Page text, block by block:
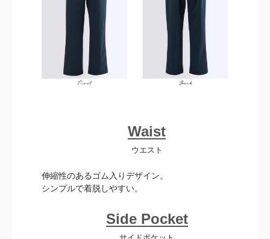
Waist
ウエスト
伸縮性のあるゴム入りデザイン。
シンプルで着脱しやすい。
Side Pocket